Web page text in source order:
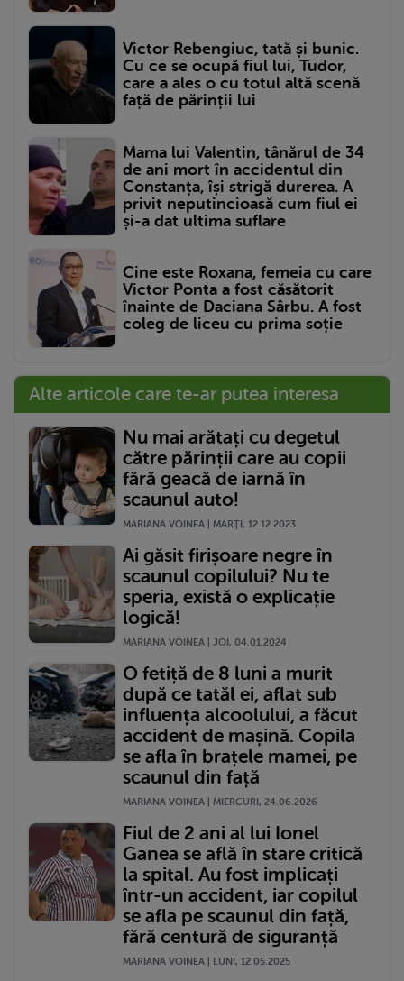
Victor Rebengiuc, tată și bunic.
Cu ce se ocupă fiul lui, Tudor,
care a ales o cu totul altă scenă
față de părinții lui
Mama lui Valentin, tânărul de 34
de ani mort în accidentul din
Constanța, își strigă durerea. A
privit neputincioasă cum fiul ei
și-a dat ultima suflare
Cine este Roxana, femeia cu care
Victor Ponta a fost căsătorit
înainte de Daciana Sârbu. A fost
coleg de liceu cu prima soție
Alte articole care te-ar putea interesa
Nu mai arătați cu degetul
către părinții care au copii
fără geacă de iarnă în
scaunul auto!
MARIANA VOINEA | MARŢI, 12.12.2023
Ai găsit firișoare negre în
scaunul copilului? Nu te
speria, există o explicație
logică!
MARIANA VOINEA | JOI, 04.01.2024
O fetiță de 8 luni a murit
după ce tatăl ei, aflat sub
influența alcoolului, a făcut
accident de mașină. Copila
se afla în brațele mamei, pe
scaunul din față
MARIANA VOINEA | MIERCURI, 24.06.2026
Fiul de 2 ani al lui Ionel
Ganea se află în stare critică
la spital. Au fost implicați
într-un accident, iar copilul
se afla pe scaunul din față,
fără centură de siguranță
MARIANA VOINEA | LUNI, 12.05.2025